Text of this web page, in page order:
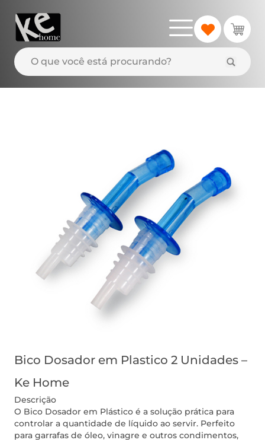
Bico Dosador em Plastico 2 Unidades –
Ke Home
Descrição
O Bico Dosador em Plástico é a solução prática para
controlar a quantidade de líquido ao servir. Perfeito
para garrafas de óleo, vinagre e outros condimentos,